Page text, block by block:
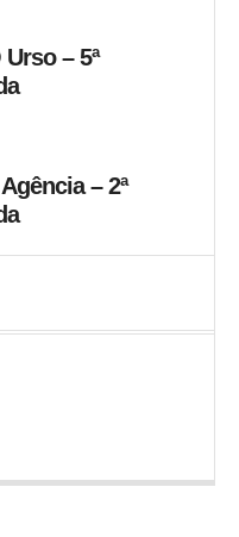
– 5ª
– 2ª